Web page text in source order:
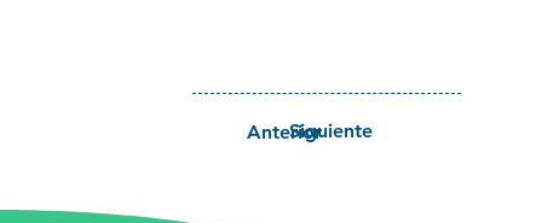
Siguiente
Anterior